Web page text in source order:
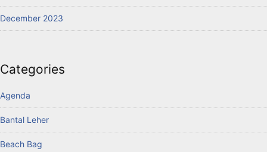
December 2023
Categories
Agenda
Bantal Leher
Beach Bag